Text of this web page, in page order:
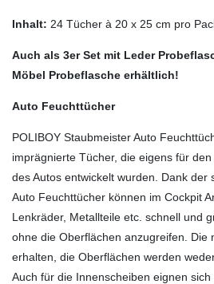
Inhalt: 24 Tücher à 20 x 25 cm pro
Auch als 3er Set mit Leder
Möbel Probeflasche erhältlich!
Auto Feuchttücher
POLIBOY Staubmeister Auto
imprägnierte Tücher, die eigens für
des Autos entwickelt wurden. Dank der
Auto Feuchttücher können im Cockpit
Lenkräder, Metallteile etc. schnell und
ohne die Oberflächen anzugreifen. Die
erhalten, die Oberflächen werden
Auch für die Innenscheiben eignen sich